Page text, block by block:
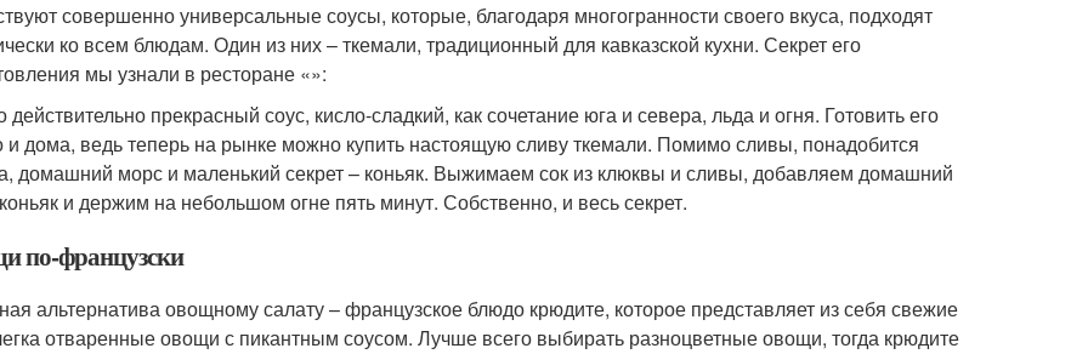
совершенно универсальные соусы, которые, благодаря многогранности своего вкуса, подходят
ко всем блюдам. Один из них – ткемали, традиционный для кавказской кухни. Секрет его
мы узнали в ресторане «»:
действительно прекрасный соус, кисло-сладкий, как сочетание юга и севера, льда и огня. Готовить его
дома, ведь теперь на рынке можно купить настоящую сливу ткемали. Помимо сливы, понадобится
домашний морс и маленький секрет – коньяк. Выжимаем сок из клюквы и сливы, добавляем домашний
и держим на небольшом огне пять минут. Собственно, и весь секрет.
по-французски
альтернатива овощному салату – французское блюдо крюдите, которое представляет из себя свежие
отваренные овощи с пикантным соусом. Лучше всего выбирать разноцветные овощи, тогда крюдите